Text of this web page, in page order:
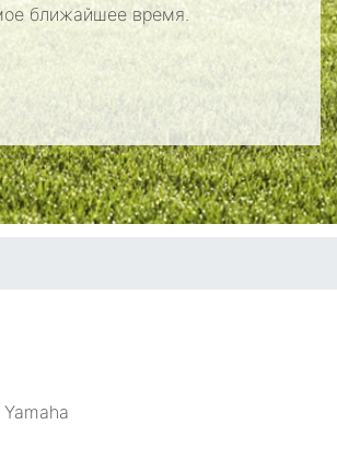
ближайшее время.